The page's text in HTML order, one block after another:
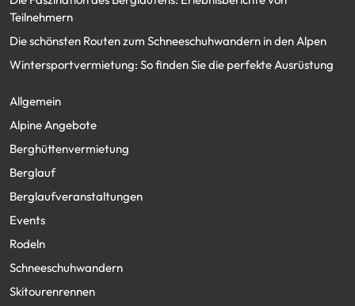
Teilnehmern
Die schönsten Routen zum Schneeschuhwandern in den Alpen
Wintersportvermietung: So finden Sie die perfekte Ausrüstung
Allgemein
Alpine Angebote
Berghüttenvermietung
Berglauf
Berglaufveranstaltungen
Events
Rodeln
Schneeschuhwandern
Skitourenrennen